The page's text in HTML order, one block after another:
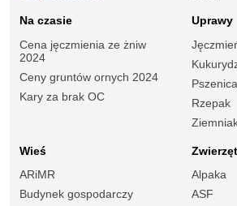
Na czasie
Cena jęczmienia ze żniw
2024
Ceny gruntów ornych 2024
Kary za brak OC
Uprawy
Rzepak
Wieś
ARiMR
Budynek gospodarczy
Alpaka
ASF